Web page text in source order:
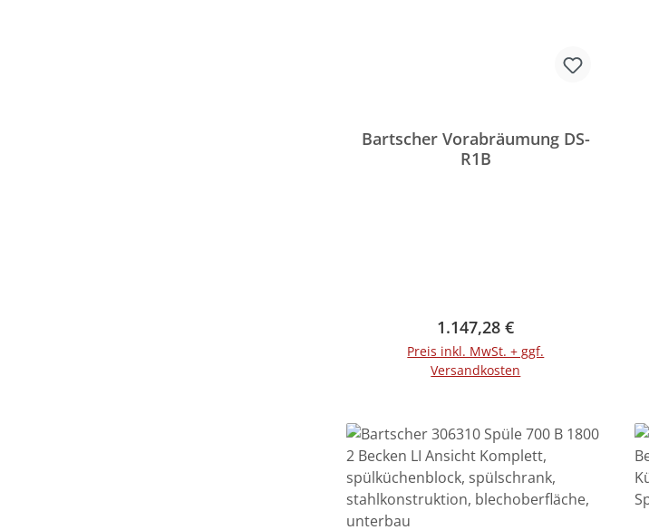
Bartscher Vorabräumung DS-
R1B
Regulärer Preis:
1.147,28 €
Preis inkl. MwSt. + ggf.
Versandkosten